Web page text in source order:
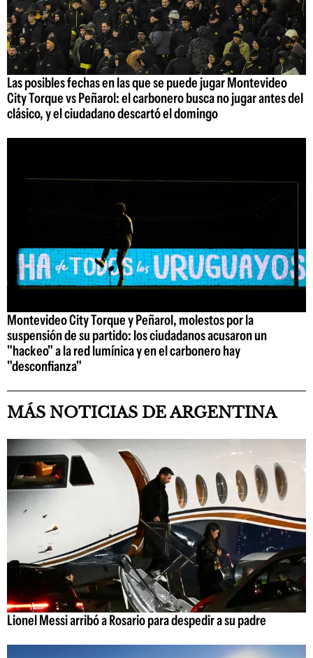
Las posibles fechas en las que se puede jugar Montevideo
City Torque vs Peñarol: el carbonero busca no jugar antes del
clásico, y el ciudadano descartó el domingo
Montevideo City Torque y Peñarol, molestos por la
suspensión de su partido: los ciudadanos acusaron un
"hackeo" a la red lumínica y en el carbonero hay
"desconfianza"
MÁS NOTICIAS DE ARGENTINA
Lionel Messi arribó a Rosario para despedir a su padre